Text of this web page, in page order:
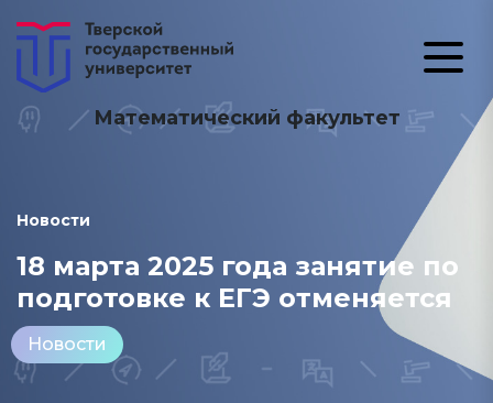
Математический факультет
Новости
18 марта 2025 года занятие по
подготовке к ЕГЭ отменяется
Новости